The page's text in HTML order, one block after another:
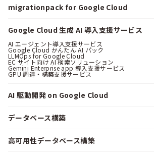
migrationpack for Google Cloud
Google Cloud 生成 AI 導入支援サービス
AI エージェント導入支援サービス
Google Cloud かんたん AI パック
LLMOps for Google Cloud
EC サイト向け AI 検索ソリューション
Gemini Enterprise app 導入支援サービス
GPU 調達・構築支援サービス
AI 駆動開発 on Google Cloud
データベース構築
高可用性データベース構築